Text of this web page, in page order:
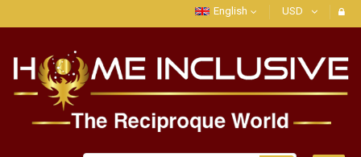
English USD